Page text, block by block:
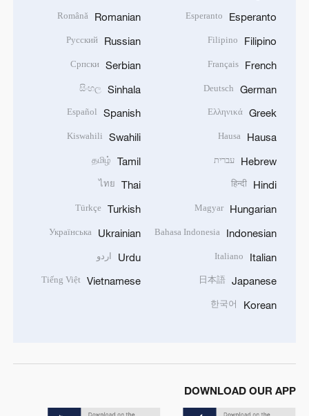
Esperanto
Esperanto
Filipino
Filipino
French
Français
German
Deutsch
Greek
Ελληνικά
Hausa
Hausa
Hebrew עברית
Hindi
हिन्दी
Hungarian
Magyar
Indonesian
Bahasa Indonesia
Italian
Italiano
Japanese
日本語
Korean
한국어
Romanian
Română
Russian
Русский
Serbian
Српски
Sinhala
සිංහල
Spanish
Español
Swahili
Kiswahili
Tamil
தமிழ்
Thai
ไทย
Turkish
Türkçe
Ukrainian
Українська
Urdu اردو
Vietnamese
Tiếng Việt
DOWNLOAD OUR APP